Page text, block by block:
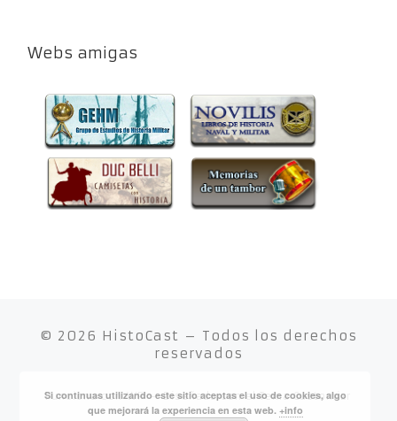
Webs amigas
© 2026 HistoCast – Todos los derechos
reservados
Funciona conWP– Diseñado con elTema Customizr
Si continuas utilizando este sitio aceptas el uso de cookies, algo
que mejorará la experiencia en esta web. +info